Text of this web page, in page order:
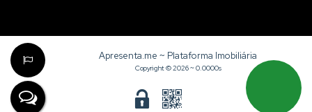
Apresenta.me ~ Plataforma Imobiliária
Copyright © 2026 ~ 0.0000s